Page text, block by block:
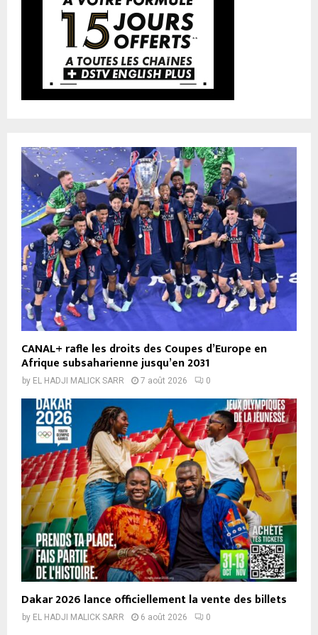
CANAL+ rafle les droits des Coupes d’Europe en
Afrique subsaharienne jusqu’en 2031
by EL HADJI MALICK SARR 7 août 2026 0
Dakar 2026 lance officiellement la vente des billets
by EL HADJI MALICK SARR 6 août 2026 0